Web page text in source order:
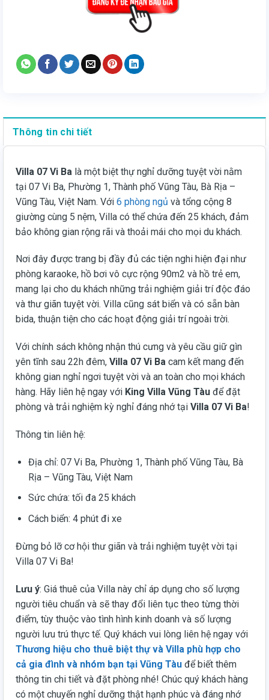
Thông tin chi tiết
Villa 07 Vi Ba là một biệt thự nghỉ dưỡng tuyệt vời nằm
tại 07 Vi Ba, Phường 1, Thành phố Vũng Tàu, Bà Rịa –
Vũng Tàu, Việt Nam. Với 6 phòng ngủ và tổng cộng 8
giường cùng 5 nệm, Villa có thể chứa đến 25 khách, đảm
bảo không gian rộng rãi và thoải mái cho mọi du khách.
Nơi đây được trang bị đầy đủ các tiện nghi hiện đại như
phòng karaoke, hồ bơi vô cực rộng 90m2 và hồ trẻ em,
mang lại cho du khách những trải nghiệm giải trí độc đáo
và thư giãn tuyệt vời. Villa cũng sát biển và có sẵn bàn
bida, thuận tiện cho các hoạt động giải trí ngoài trời.
Với chính sách không nhận thú cưng và yêu cầu giữ gìn
yên tĩnh sau 22h đêm, Villa 07 Vi Ba cam kết mang đến
không gian nghỉ ngơi tuyệt vời và an toàn cho mọi khách
hàng. Hãy liên hệ ngay với King Villa Vũng Tàu để đặt
phòng và trải nghiệm kỳ nghỉ đáng nhớ tại Villa 07 Vi Ba!
Thông tin liên hệ:
Địa chỉ: 07 Vi Ba, Phường 1, Thành phố Vũng Tàu, Bà
Rịa – Vũng Tàu, Việt Nam
Sức chứa: tối đa 25 khách
Cách biển: 4 phút đi xe
Đừng bỏ lỡ cơ hội thư giãn và trải nghiệm tuyệt vời tại
Villa 07 Vi Ba!
Lưu ý: Giá thuê của Villa này chỉ áp dụng cho số lượng
người tiêu chuẩn và sẽ thay đổi liên tục theo từng thời
điểm, tùy thuộc vào tình hình kinh doanh và số lượng
người lưu trú thực tế. Quý khách vui lòng liên hệ ngay với
Thương hiệu cho thuê biệt thự và Villa phù hợp cho
cả gia đình và nhóm bạn tại Vũng Tàu để biết thêm
thông tin chi tiết và đặt phòng nhé! Chúc quý khách hàng
có một chuyến nghỉ dưỡng thật hạnh phúc và đáng nhớ